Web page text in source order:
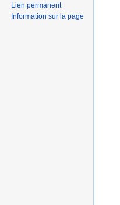
Lien permanent
Information sur la page